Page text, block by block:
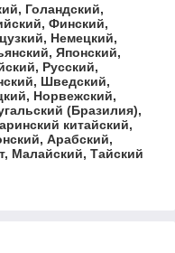
Голандский,
Финский,
Немецкий,
Японский,
Русский,
Шведский,
Норвежский,
(Бразилия),
китайский,
Арабский,
Малайский, Тайский